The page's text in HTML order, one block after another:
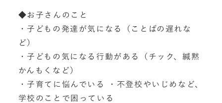
◆お子さんのこと
・子どもの発達が気になる（ことばの遅れな
ど）
・子どもの気になる行動がある（チック、緘黙
かんもくなど）
・子育てに悩んでいる ・不登校やいじめなど、
学校のことで困っている